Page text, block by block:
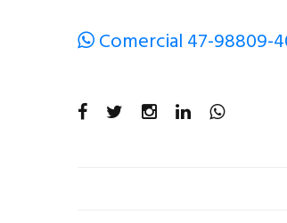
Comercial 47-98809-